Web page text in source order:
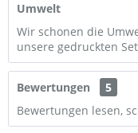
Umwelt
Wir schonen die
unsere gedruckten
Bewertungen
5
Bewertungen lesen,